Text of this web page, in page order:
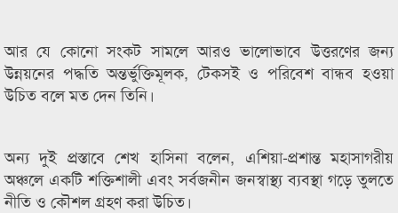
আর যে কোনো সংকট সামলে আরও ভালোভাবে উত্তরণের জন্য
উন্নয়নের পদ্ধতি অন্তর্ভুক্তিমূলক, টেকসই ও পরিবেশ বান্ধব হওয়া
উচিত বলে মত দেন তিনি।
অন্য দুই প্রস্তাবে শেখ হাসিনা বলেন, এশিয়া-প্রশান্ত মহাসাগরীয়
অঞ্চলে একটি শক্তিশালী এবং সর্বজনীন জনস্বাস্থ্য ব্যবস্থা গড়ে তুলতে
নীতি ও কৌশল গ্রহণ করা উচিত।